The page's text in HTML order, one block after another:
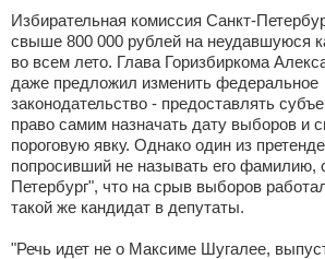
Избирательная комиссия Санкт-
свыше 800 000 рублей на неудавшуюся
во всем лето. Глава Горизбиркома
даже предложил изменить федеральное
законодательство - предоставлять
право самим назначать дату выборов и
пороговую явку. Однако один из
попросивший не называть его
Петербург", что на срыв выборов
такой же кандидат в депутаты.
"Речь идет не о Максиме Шугалее,